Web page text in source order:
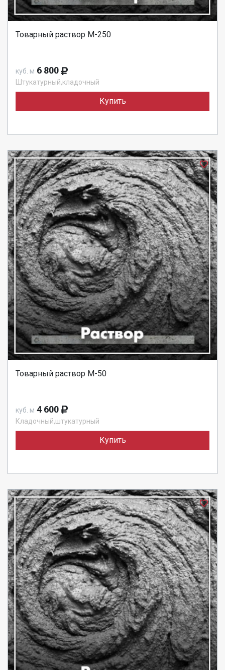
Товарный раствор М-250
куб. м 6 800
Штукатурный,кладочный
Купить
Товарный раствор М-50
куб. м 4 600
Кладочный,штукатурный
Купить